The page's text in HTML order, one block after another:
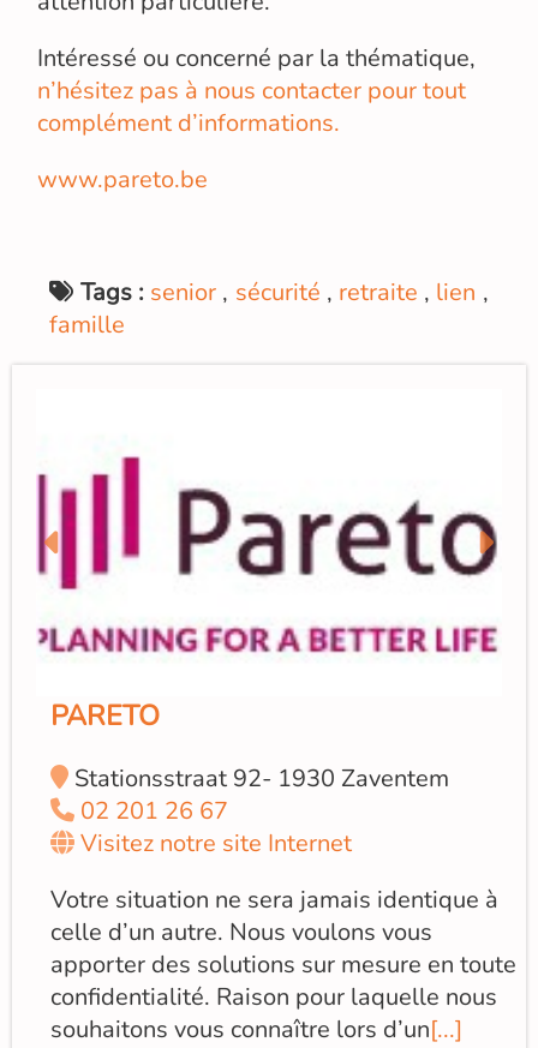
Intéressé ou concerné par la thématique,
n’hésitez pas à nous contacter pour tout
complément d’informations.
www.pareto.be
Tags : senior , sécurité , retraite , lien ,
famille
PARETO
Stationsstraat 92- 1930 Zaventem
02 201 26 67
Visitez notre site Internet
Votre situation ne sera jamais identique à
celle d’un autre. Nous voulons vous
apporter des solutions sur mesure en toute
confidentialité. Raison pour laquelle nous
souhaitons vous connaître lors d’un[...]